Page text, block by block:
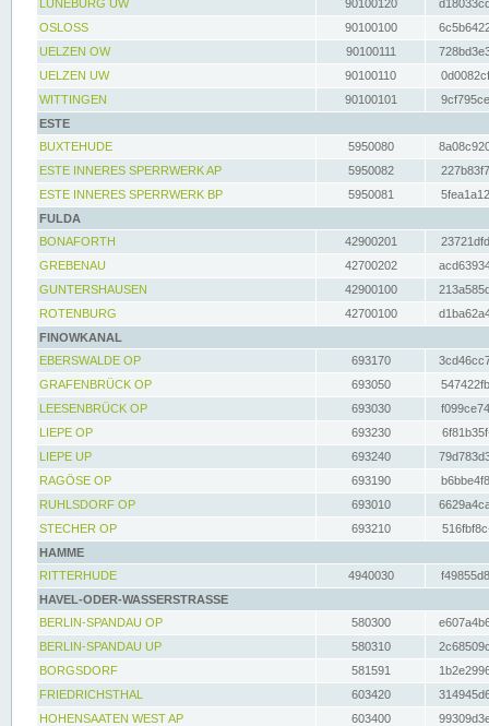
LÜNEBURG UW
90100120
OSLOSS
90100100
UELZEN OW
90100111
UELZEN UW
90100110
WITTINGEN
90100101
ESTE
BUXTEHUDE
5950080
ESTE INNERES SPERRWERK AP
5950082
ESTE INNERES SPERRWERK BP
5950081
FULDA
BONAFORTH
42900201
GREBENAU
42700202
GUNTERSHAUSEN
42900100
ROTENBURG
42700100
FINOWKANAL
EBERSWALDE OP
693170
GRAFENBRÜCK OP
693050
LEESENBRÜCK OP
693030
LIEPE OP
693230
LIEPE UP
693240
RAGÖSE OP
693190
RUHLSDORF OP
693010
STECHER OP
693210
HAMME
RITTERHUDE
4940030
HAVEL-ODER-WASSERSTRASSE
BERLIN-SPANDAU OP
580300
BERLIN-SPANDAU UP
580310
BORGSDORF
581591
FRIEDRICHSTHAL
603420
HOHENSAATEN WEST AP
603400